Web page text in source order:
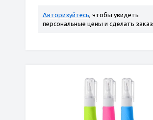
Авторизуйтесь, чтобы увидеть
персональные цены и сделать заказ